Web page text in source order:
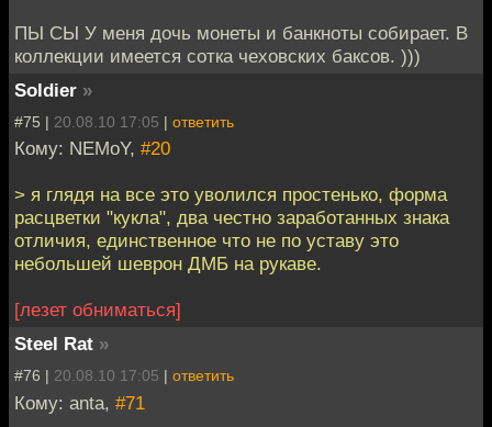
ПЫ СЫ У меня дочь монеты и банкноты собирает. В
коллекции имеется сотка чеховских баксов. )))
Soldier »
#75 | 20.08.10 17:05 | ответить
Кому: NEMoY, #20
> я глядя на все это уволился простенько, форма
расцветки "кукла", два честно заработанных знака
отличия, единственное что не по уставу это
небольшей шеврон ДМБ на рукаве.
[лезет обниматься]
Steel Rat »
#76 | 20.08.10 17:05 | ответить
Кому: anta, #71